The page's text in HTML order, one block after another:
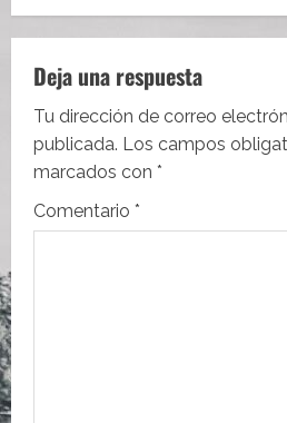
g
a
c
i
ó
Deja una respuesta
Tu dirección de correo
publicada. Los campos
marcados con *
Comentario *